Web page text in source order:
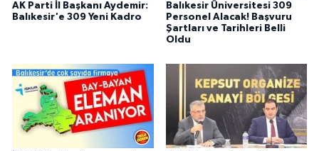
AK Parti İl Başkanı Aydemir:
Balıkesir'e 309 Yeni Kadro
Balıkesir Üniversitesi 309
Personel Alacak! Başvuru
Şartları ve Tarihleri Belli
Oldu